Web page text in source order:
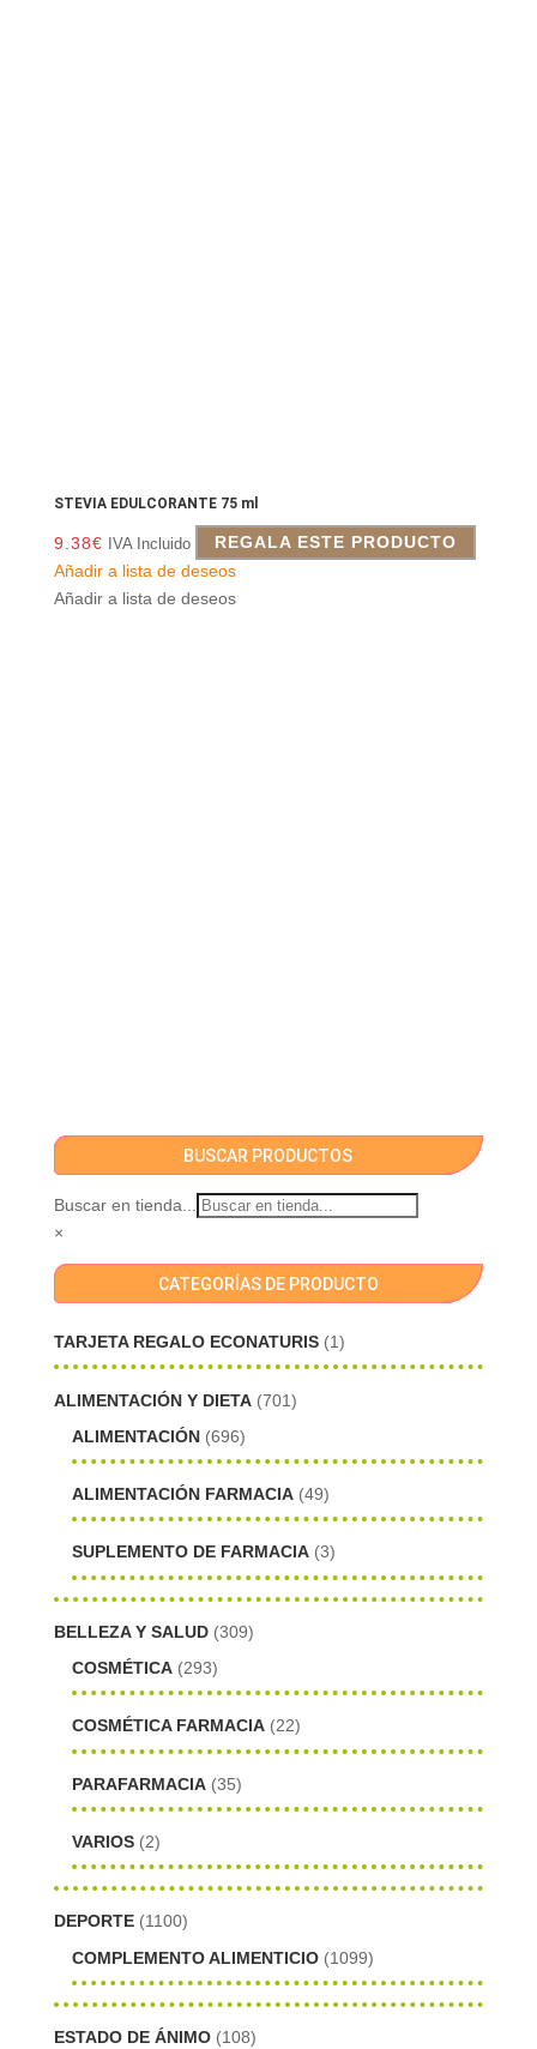
STEVIA EDULCORANTE 75 ml
9.38€ IVA Incluido
REGALA ESTE PRODUCTO
Añadir a lista de deseos
Añadir a lista de deseos
BUSCAR PRODUCTOS
Buscar en tienda...
×
CATEGORÍAS DE PRODUCTO
TARJETA REGALO ECONATURIS (1)
ALIMENTACIÓN Y DIETA (701)
ALIMENTACIÓN (696)
ALIMENTACIÓN FARMACIA (49)
SUPLEMENTO DE FARMACIA (3)
BELLEZA Y SALUD (309)
COSMÉTICA (293)
COSMÉTICA FARMACIA (22)
PARAFARMACIA (35)
VARIOS (2)
DEPORTE (1100)
COMPLEMENTO ALIMENTICIO (1099)
ESTADO DE ÁNIMO (108)